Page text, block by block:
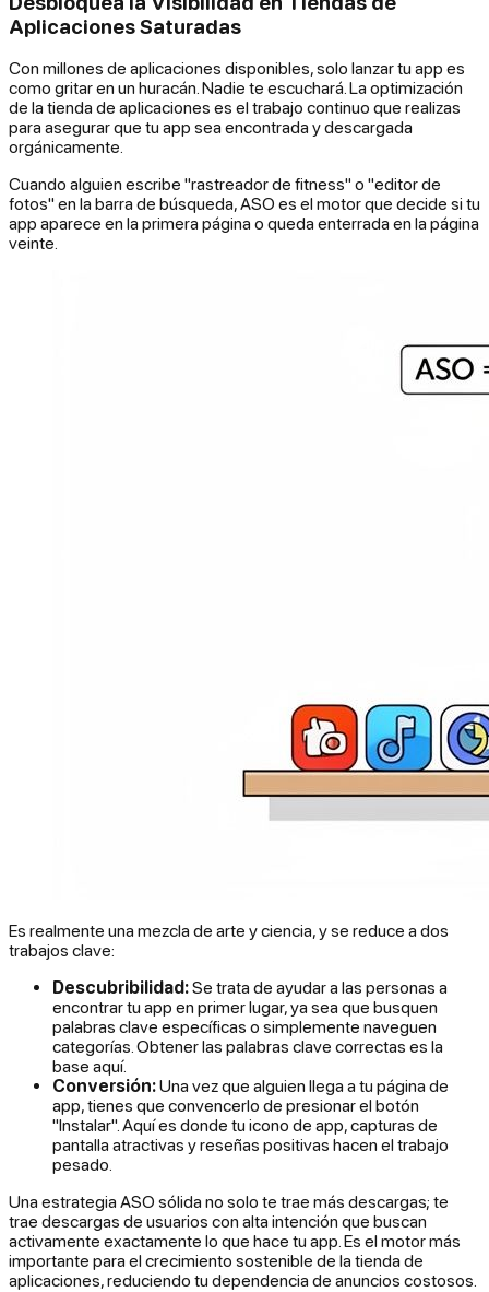
Aplicaciones Saturadas
Con millones de aplicaciones disponibles, solo lanzar tu app es
como gritar en un huracán. Nadie te escuchará. La optimización
de la tienda de aplicaciones es el trabajo continuo que realizas
para asegurar que tu app sea encontrada y descargada
orgánicamente.
Cuando alguien escribe "rastreador de fitness" o "editor de
fotos" en la barra de búsqueda, ASO es el motor que decide si tu
app aparece en la primera página o queda enterrada en la página
veinte.
Es realmente una mezcla de arte y ciencia, y se reduce a dos
trabajos clave:
Descubribilidad:Se trata de ayudar a las personas a
encontrar tu app en primer lugar, ya sea que busquen
palabras clave específicas o simplemente naveguen
categorías. Obtener las palabras clave correctas es la
base aquí.
Conversión:Una vez que alguien llega a tu página de
app, tienes que convencerlo de presionar el botón
"Instalar". Aquí es donde tu icono de app, capturas de
pantalla atractivas y reseñas positivas hacen el trabajo
pesado.
Una estrategia ASO sólida no solo te trae más descargas; te
trae descargas de usuarios con alta intención que buscan
activamente exactamente lo que hace tu app. Es el motor más
importante para el crecimiento sostenible de la tienda de
aplicaciones, reduciendo tu dependencia de anuncios costosos.